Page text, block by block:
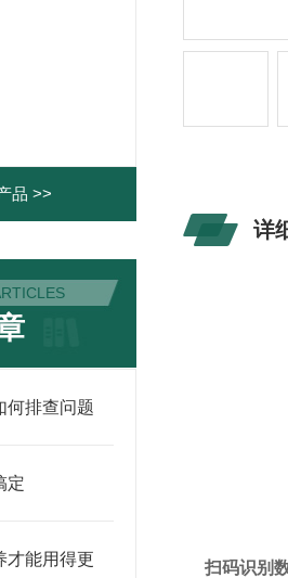
品 >>
何排查问题
定
才能用得更
详
扫码识别